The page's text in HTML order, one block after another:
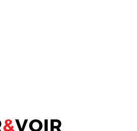
&VOIR